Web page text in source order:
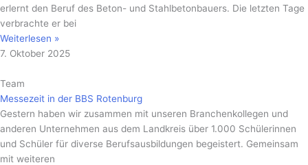
erlernt den Beruf des Beton- und Stahlbetonbauers. Die letzten Tage
verbrachte er bei
Weiterlesen »
7. Oktober 2025
Team
Messezeit in der BBS Rotenburg
Gestern haben wir zusammen mit unseren Branchenkollegen und
anderen Unternehmen aus dem Landkreis über 1.000 Schülerinnen
und Schüler für diverse Berufsausbildungen begeistert. Gemeinsam
mit weiteren